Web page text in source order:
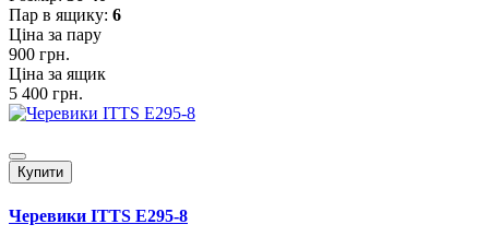
Пар в ящику: 6
Ціна за пару
900 грн.
Ціна за ящик
5 400 грн.
Купити
Черевики ITTS E295-8